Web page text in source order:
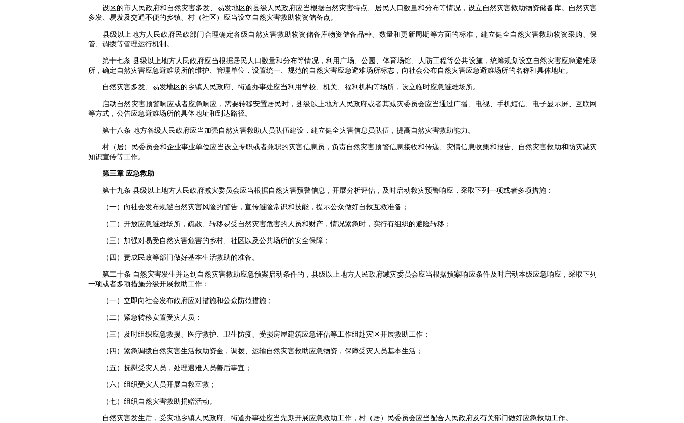
设区的市人民政府和自然灾害多发、易发地区的县级人民政府应当根据自然灾害特点、居民人口数量和分布等情况，设立自然灾害救助物资储备库。自然灾害
多发、易发及交通不便的乡镇、村（社区）应当设立自然灾害救助物资储备点。
县级以上地方人民政府民政部门合理确定各级自然灾害救助物资储备库物资储备品种、数量和更新周期等方面的标准，建立健全自然灾害救助物资采购、保
管、调拨等管理运行机制。
第十七条 县级以上地方人民政府应当根据居民人口数量和分布等情况，利用广场、公园、体育场馆、人防工程等公共设施，统筹规划设立自然灾害应急避难场
所，确定自然灾害应急避难场所的维护、管理单位，设置统一、规范的自然灾害应急避难场所标志，向社会公布自然灾害应急避难场所的名称和具体地址。
自然灾害多发、易发地区的乡镇人民政府、街道办事处应当利用学校、机关、福利机构等场所，设立临时应急避难场所。
启动自然灾害预警响应或者应急响应，需要转移安置居民时，县级以上地方人民政府或者其减灾委员会应当通过广播、电视、手机短信、电子显示屏、互联网
等方式，公告应急避难场所的具体地址和到达路径。
第十八条 地方各级人民政府应当加强自然灾害救助人员队伍建设，建立健全灾害信息员队伍，提高自然灾害救助能力。
村（居）民委员会和企业事业单位应当设立专职或者兼职的灾害信息员，负责自然灾害预警信息接收和传递、灾情信息收集和报告、自然灾害救助和防灾减灾
知识宣传等工作。
第三章 应急救助
第十九条 县级以上地方人民政府减灾委员会应当根据自然灾害预警信息，开展分析评估，及时启动救灾预警响应，采取下列一项或者多项措施：
（一）向社会发布规避自然灾害风险的警告，宣传避险常识和技能，提示公众做好自救互救准备；
（二）开放应急避难场所，疏散、转移易受自然灾害危害的人员和财产，情况紧急时，实行有组织的避险转移；
（三）加强对易受自然灾害危害的乡村、社区以及公共场所的安全保障；
（四）责成民政等部门做好基本生活救助的准备。
第二十条 自然灾害发生并达到自然灾害救助应急预案启动条件的，县级以上地方人民政府减灾委员会应当根据预案响应条件及时启动本级应急响应，采取下列
一项或者多项措施分级开展救助工作：
（一）立即向社会发布政府应对措施和公众防范措施；
（二）紧急转移安置受灾人员；
（三）及时组织应急救援、医疗救护、卫生防疫、受损房屋建筑应急评估等工作组赴灾区开展救助工作；
（四）紧急调拨自然灾害生活救助资金，调拨、运输自然灾害救助应急物资，保障受灾人员基本生活；
（五）抚慰受灾人员，处理遇难人员善后事宜；
（六）组织受灾人员开展自救互救；
（七）组织自然灾害救助捐赠活动。
自然灾害发生后，受灾地乡镇人民政府、街道办事处应当先期开展应急救助工作，村（居）民委员会应当配合人民政府及有关部门做好应急救助工作。